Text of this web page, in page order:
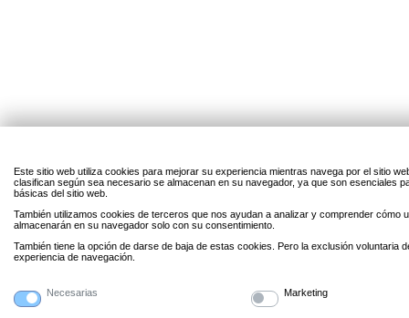
Este sitio web utiliza cookies para mejorar su experiencia mientras navega por el sitio
clasifican según sea necesario se almacenan en su navegador, ya que son esenciales
básicas del sitio web.
También utilizamos cookies de terceros que nos ayudan a analizar y comprender cómo
almacenarán en su navegador solo con su consentimiento.
También tiene la opción de darse de baja de estas cookies. Pero la exclusión voluntaria
experiencia de navegación.
Necesarias Marketing